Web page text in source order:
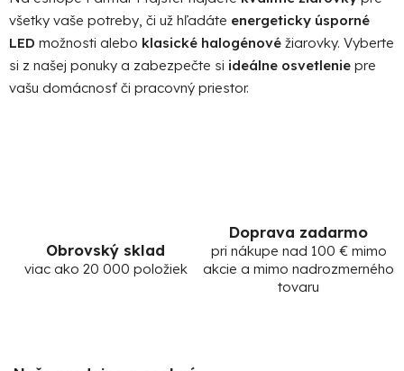
všetky vaše potreby, či už hľadáte energeticky úsporné
LED možnosti alebo klasické halogénové žiarovky. Vyberte
si z našej ponuky a zabezpečte si ideálne osvetlenie pre
vašu domácnosť či pracovný priestor.
Obrovský sklad
viac ako 20 000 položiek
Doprava zadarmo
pri nákupe nad 100 € mimo
akcie a mimo nadrozmerného
tovaru